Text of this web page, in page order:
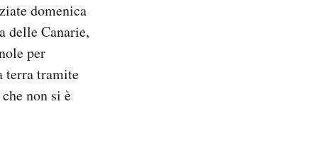
domenica
delle Canarie,
per
terra tramite
non si è